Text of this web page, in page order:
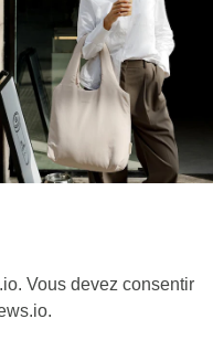
Vous devez consentir